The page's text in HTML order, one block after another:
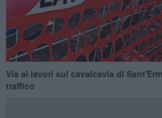
Via ai lavori sul cavalcavia di
traffico